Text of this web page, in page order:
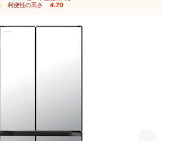
利便性の高さ 4.70